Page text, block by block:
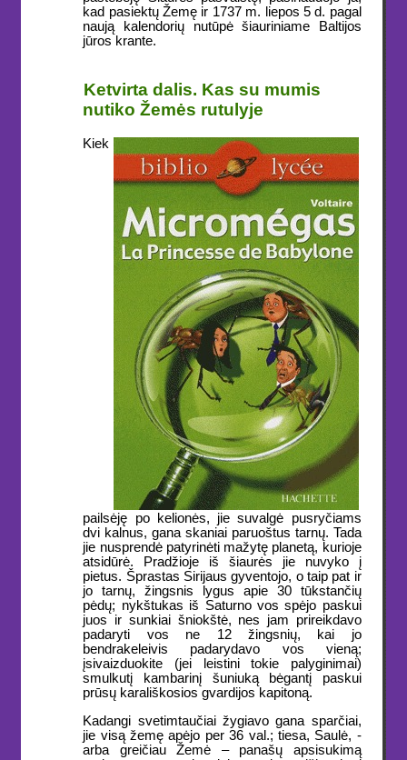
kad pasiektų Žemę ir 1737 m. liepos 5 d. pagal
naują kalendorių nutūpė šiauriniame Baltijos
jūros krante.
Ketvirta dalis. Kas su mumis
nutiko Žemės rutulyje
Kiek
pailsėję po kelionės, jie suvalgė pusryčiams
dvi kalnus, gana skaniai paruoštus tarnų. Tada
jie nusprendė patyrinėti mažytę planetą, kurioje
atsidūrė. Pradžioje iš šiaurės jie nuvyko į
pietus. Šprastas Sirijaus gyventojo, o taip pat ir
jo tarnų, žingsnis lygus apie 30 tūkstančių
pėdų; nykštukas iš Saturno vos spėjo paskui
juos ir sunkiai šniokštė, nes jam prireikdavo
padaryti vos ne 12 žingsnių, kai jo
bendrakeleivis padarydavo vos vieną;
įsivaizduokite (jei leistini tokie palyginimai)
smulkutį kambarinį šuniuką bėgantį paskui
prūsų karališkosios gvardijos kapitoną.
Kadangi svetimtaučiai žygiavo gana sparčiai,
jie visą žemę apėjo per 36 val.; tiesa, Saulė, -
arba greičiau Žemė – panašų apsisukimą